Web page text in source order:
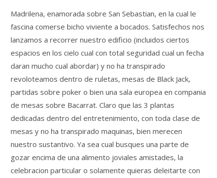
Madrilena, enamorada sobre San Sebastian, en la cual le
fascina comerse bicho viviente a bocados. Satisfechos nos
lanzamos a recorrer nuestro edificio (incluidos ciertos
espacios en los cielo cual con total seguridad cual un fecha
daran mucho cual abordar) y no ha transpirado
revoloteamos dentro de ruletas, mesas de Black Jack,
partidas sobre poker o bien una sala europea en compania
de mesas sobre Bacarrat. Claro que las 3 plantas
dedicadas dentro del entretenimiento, con toda clase de
mesas y no ha transpirado maquinas, bien merecen
nuestro sustantivo. Ya sea cual busques una parte de
gozar encima de una alimento joviales amistades, la
celebracion particular o solamente quieras deleitarte con